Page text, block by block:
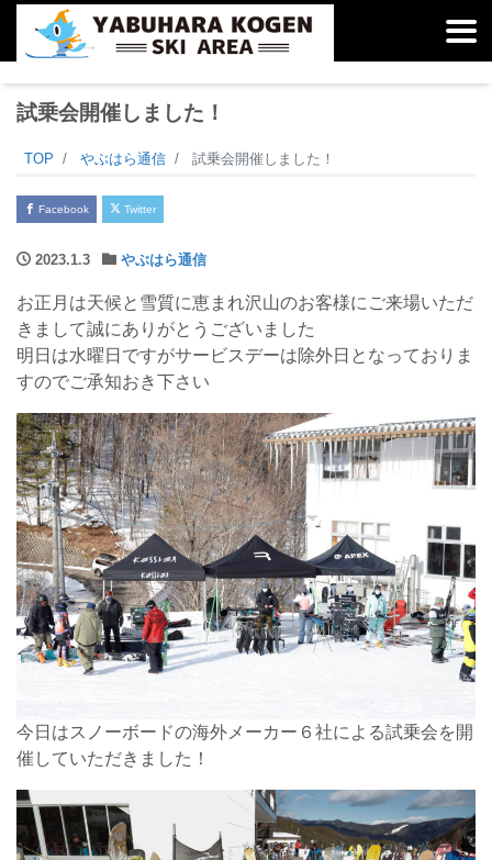
試乗会開催しました！
TOP やぶはら通信 試乗会開催しました！
Facebook Twitter
2023.1.3 やぶはら通信
お正月は天候と雪質に恵まれ沢山のお客様にご来場いただ
きまして誠にありがとうございました
明日は水曜日ですがサービスデーは除外日となっておりま
すのでご承知おき下さい
今日はスノーボードの海外メーカー６社による試乗会を開
催していただきました！